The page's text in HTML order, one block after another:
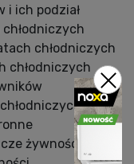
i ich podział
chłodniczych
chłodniczych
żywności